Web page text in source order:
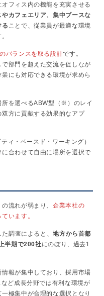
フィス内の機能を充実させる
やカフェエリア、集中ブースな
る ことで、従業員が最適な環境
バランスを取る設計です。
部門を超えた交流を促しなが
にも対応できる環境が求めら
を選べるABW型（※）のレイ
方に貢献する効果的なアプ
ィ・ベースド・ワーキング）
合わせて自由に場所を選択で
の流れが弱まり、企業本社の
います。
調査によると、地方から首都
半期で200社にのぼり、過去1
報が集中しており、採用市場
ど成長分野では有利な環境が
極集中が合理的な選択となり